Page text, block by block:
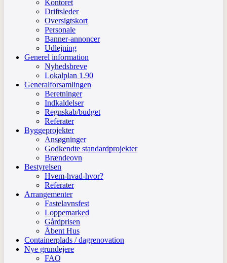
Kontoret
Driftsleder
Oversigtskort
Personale
Banner-annoncer
Udlejning
Generel information
Nyhedsbreve
Lokalplan 1.90
Generalforsamlingen
Beretninger
Indkaldelser
Regnskab/budget
Referater
Byggeprojekter
Ansøgninger
Godkendte standardprojekter
Brændeovn
Bestyrelsen
Hvem-hvad-hvor?
Referater
Arrangementer
Fastelavnsfest
Loppemarked
Gårdprisen
Åbent Hus
Containerplads / dagrenovation
Nye grundejere
FAQ